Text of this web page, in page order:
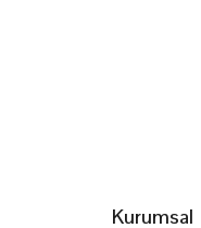
Kurumsal